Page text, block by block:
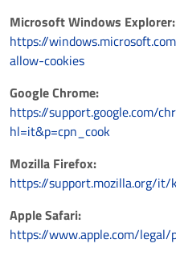
Microsoft Windows Explorer:
https://
allow-cookies
Google Chrome:
https://support.google.com/
hl=it&p=cpn_cook
Mozilla Firefox:
https://support.mozilla.org/it/
Apple Safari:
https://www.apple.com/